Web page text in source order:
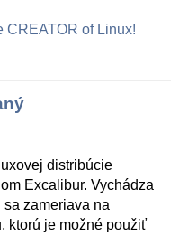
CREATOR of Linux!
distribúcie
Excalibur. Vychádza
zameriava na
ktorú je možné použiť